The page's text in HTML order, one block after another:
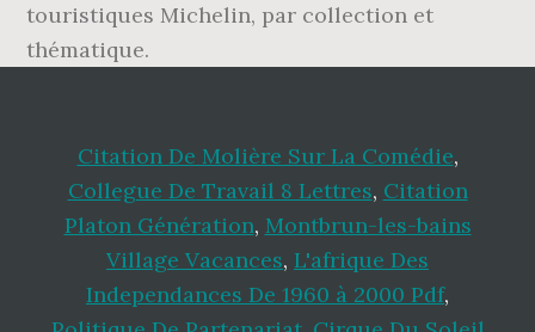
touristiques Michelin, par collection et
thématique.
Citation De Molière Sur La Comédie,
Collegue De Travail 8 Lettres, Citation
Platon Génération, Montbrun-les-bains
Village Vacances, L'afrique Des
Independances De 1960 à 2000 Pdf,